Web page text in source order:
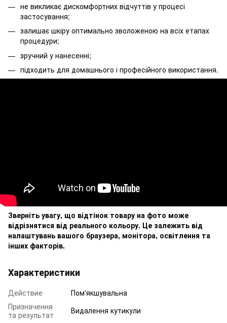
не викликає дискомфортних відчуттів у процесі
застосування;
залишає шкіру оптимально зволоженою на всіх етапах
процедури;
зручний у нанесенні;
підходить для домашнього і професійного використання.
Зверніть увагу, що відтінок товару на фото може
відрізнятися від реального кольору. Це залежить від
налаштувань вашого браузера, монітора, освітлення та
інших факторів.
Характеристики
Действие
Пом'якшувальна
Призначення
та результат
Видалення кутикули